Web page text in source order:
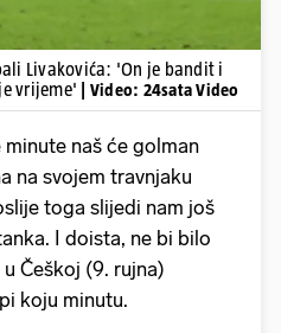
Livakovića: 'On je bandit i
vrijeme'
| Video: 24sata Video
naš će golman
na svojem travnjaku
toga slijedi nam još
I doista, ne bi bilo
Češkoj (9. rujna)
koju minutu.